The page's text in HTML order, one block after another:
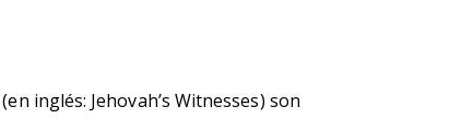
inglés: Jehovah’s Witnesses) son